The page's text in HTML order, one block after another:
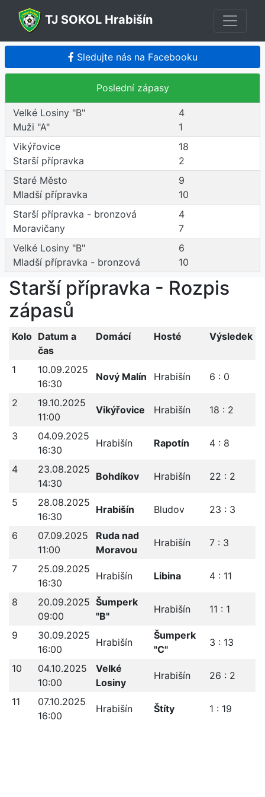
TJ SOKOL Hrabišín
Sledujte nás na Facebooku
Poslední zápasy
Velké Losiny "B"
4
Muži "A"
1
Vikýřovice
18
Starší přípravka
2
Staré Město
9
Mladší přípravka
10
Starší přípravka - bronzová
4
Moravičany
7
Velké Losiny "B"
6
Mladší přípravka - bronzová
10
Starší přípravka - Rozpis
zápasů
Kolo Datum a
čas
Domácí Hosté Výsledek
1
10.09.2025
16:30
Nový Malín Hrabišín 6 : 0
2
19.10.2025
11:00
Vikýřovice Hrabišín 18 : 2
3
04.09.2025
16:30
Hrabišín Rapotín 4 : 8
4
23.08.2025
14:30
Bohdíkov Hrabišín 22 : 2
5
28.08.2025
16:30
Hrabišín Bludov 23 : 3
6
07.09.2025
11:00
Ruda nad
Moravou
Hrabišín 7 : 3
7
25.09.2025
16:30
Hrabišín Libina 4 : 11
8
20.09.2025
09:00
Šumperk
"B"
Hrabišín 11 : 1
9
30.09.2025
16:00
Hrabišín
Šumperk
"C"
3 : 13
10
04.10.2025
10:00
Velké
Losiny
Hrabišín 26 : 2
11
07.10.2025
16:00
Hrabišín Štíty 1 : 19